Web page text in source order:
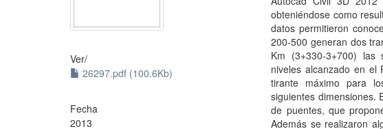
Ver/
26297.pdf (100.6Kb)
Fecha
2013
obteniéndose como
datos permitieron
200-500 generan dos
Km (3+330-3+700) las
niveles alcanzado en el
tirante máximo para
siguientes dimensiones.
de puentes, que
Además se realizaron